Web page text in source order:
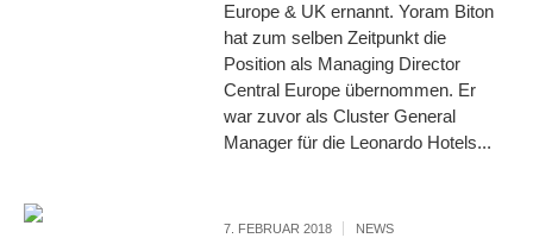
Europe & UK ernannt. Yoram Biton
hat zum selben Zeitpunkt die
Position als Managing Director
Central Europe übernommen. Er
war zuvor als Cluster General
Manager für die Leonardo Hotels...
7. FEBRUAR 2018 NEWS